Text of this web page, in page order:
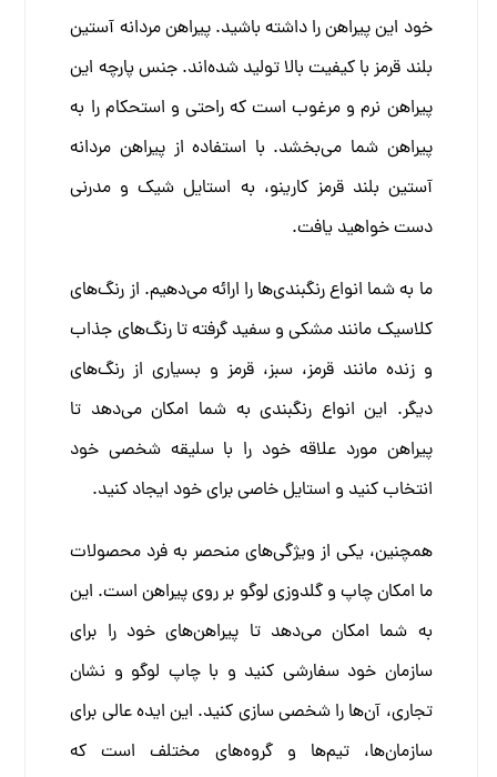
خود این پیراهن را داشته باشید. پیراهن مردانه آستین
بلند قرمز با کیفیت بالا تولید شده‌اند. جنس پارچه این
پیراهن نرم و مرغوب است که راحتی و استحکام را به
پیراهن شما می‌بخشد. با استفاده از پیراهن مردانه
آستین بلند قرمز کارینو، به استایل شیک و مدرنی
دست خواهید یافت.
ما به شما انواع رنگبندی‌ها را ارائه می‌دهیم. از رنگ‌های
کلاسیک مانند مشکی و سفید گرفته تا رنگ‌های جذاب
و زنده مانند قرمز، سبز، قرمز و بسیاری از رنگ‌های
دیگر. این انواع رنگبندی به شما امکان می‌دهد تا
پیراهن مورد علاقه خود را با سلیقه شخصی خود
انتخاب کنید و استایل خاصی برای خود ایجاد کنید.
همچنین، یکی از ویژگی‌های منحصر به فرد محصولات
ما امکان چاپ و گلدوزی لوگو بر روی پیراهن است. این
به شما امکان می‌دهد تا پیراهن‌های خود را برای
سازمان خود سفارشی کنید و با چاپ لوگو و نشان
تجاری، آن‌ها را شخصی سازی کنید. این ایده عالی برای
سازمان‌ها، تیم‌ها و گروه‌های مختلف است که